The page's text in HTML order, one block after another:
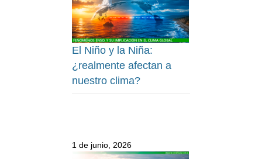
El Niño y la Niña:
¿realmente afectan a
nuestro clima?
1 de junio, 2026